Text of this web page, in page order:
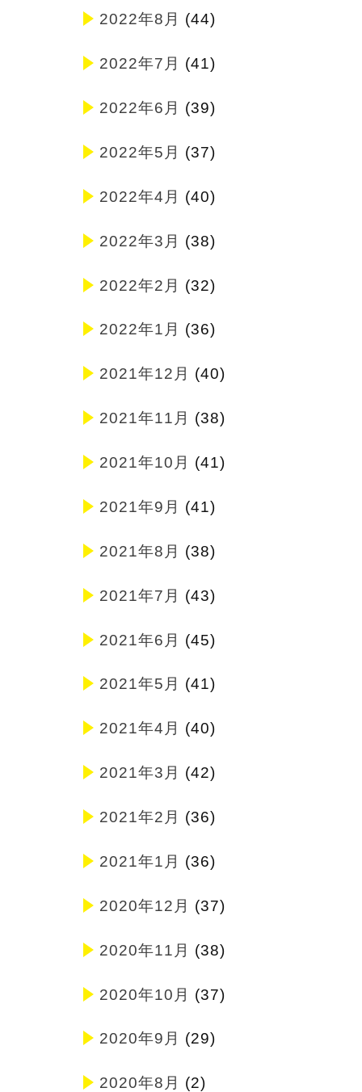
2022年8月 (44)
2022年7月 (41)
2022年6月 (39)
2022年5月 (37)
2022年4月 (40)
2022年3月 (38)
2022年2月 (32)
2022年1月 (36)
2021年12月 (40)
2021年11月 (38)
2021年10月 (41)
2021年9月 (41)
2021年8月 (38)
2021年7月 (43)
2021年6月 (45)
2021年5月 (41)
2021年4月 (40)
2021年3月 (42)
2021年2月 (36)
2021年1月 (36)
2020年12月 (37)
2020年11月 (38)
2020年10月 (37)
2020年9月 (29)
2020年8月 (2)